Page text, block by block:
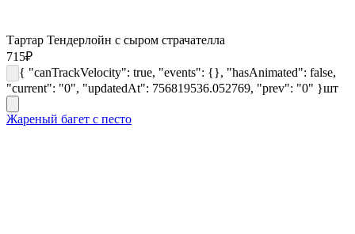
Тартар Тендерлойн с сыром страчателла
715₽
{ "canTrackVelocity": true, "events": {}, "hasAnimated": false,
"current": "0", "updatedAt": 756819536.052769, "prev": "0" }шт
Жареный багет с песто